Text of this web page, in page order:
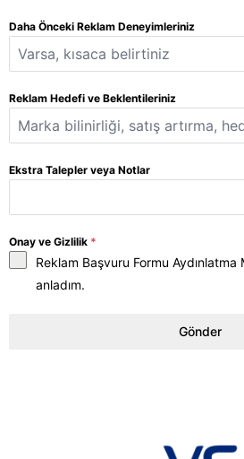
Daha Önceki Reklam Deneyimleriniz
Reklam Hedefi ve Beklentileriniz
Ekstra Talepler veya Notlar
Onay ve Gizlilik *
Reklam Başvuru Formu Aydınlatma
anladım.
Gönder